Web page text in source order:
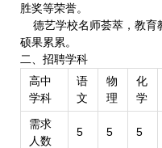
胜奖等荣誉。
德艺学校名师荟萃，教育
硕果累累。
二、招聘学科
高中
学科
语
文
物
理
化
学
需求
人数
5 5 5